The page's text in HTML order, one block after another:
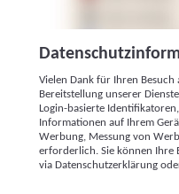
Institutional Money
Impressum
Vielen Dank für Ihren
Bereitstellung unserer
Login-basierte
Informationen auf Ihrem
Werbung, Messung von
erforderlich. Sie können Ihre
via Datenschutzerklärung